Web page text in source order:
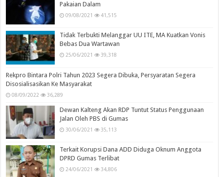
Pakaian Dalam
09/08/2021 41,515
Tidak Terbukti Melanggar UU ITE, MA Kuatkan Vonis
Bebas Dua Wartawan
25/06/2021 39,318
Rekpro Bintara Polri Tahun 2023 Segera Dibuka, Persyaratan Segera
Disosialisasikan Ke Masyarakat
08/09/2022 36,289
Dewan Kalteng Akan RDP Tuntut Status Penggunaan
Jalan Oleh PBS di Gumas
30/06/2021 35,113
Terkait Korupsi Dana ADD Diduga Oknum Anggota
DPRD Gumas Terlibat
24/06/2021 34,806